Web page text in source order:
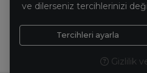
ve dilerseniz tercihlerinizi
Tercihleri ayarla
Gizlilik